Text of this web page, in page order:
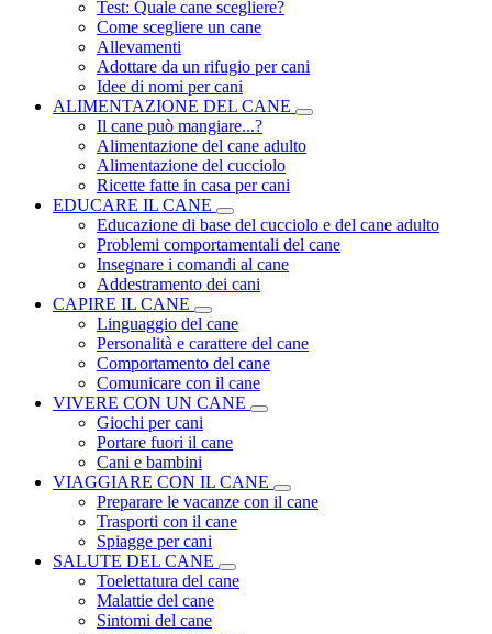
Test: Quale cane scegliere?
Come scegliere un cane
Allevamenti
Adottare da un rifugio per cani
Idee di nomi per cani
ALIMENTAZIONE DEL CANE
Il cane può mangiare...?
Alimentazione del cane adulto
Alimentazione del cucciolo
Ricette fatte in casa per cani
EDUCARE IL CANE
Educazione di base del cucciolo e del cane adulto
Problemi comportamentali del cane
Insegnare i comandi al cane
Addestramento dei cani
CAPIRE IL CANE
Linguaggio del cane
Personalità e carattere del cane
Comportamento del cane
Comunicare con il cane
VIVERE CON UN CANE
Giochi per cani
Portare fuori il cane
Cani e bambini
VIAGGIARE CON IL CANE
Preparare le vacanze con il cane
Trasporti con il cane
Spiagge per cani
SALUTE DEL CANE
Toelettatura del cane
Malattie del cane
Sintomi del cane